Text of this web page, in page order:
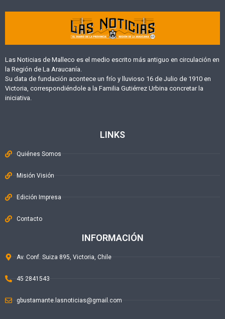
Las Noticias de Malleco es el medio escrito más antiguo en circulación en
la Región de La Araucanía.
Su data de fundación acontece un frío y lluvioso 16 de Julio de 1910 en
Victoria, correspondiéndole a la Familia Gutiérrez Urbina concretar la
iniciativa.
LINKS
Quiénes Somos
Misión Visión
Edición Impresa
Contacto
INFORMACIÓN
Av. Conf. Suiza 895, Victoria, Chile
45 2841543
gbustamante.lasnoticias@gmail.com